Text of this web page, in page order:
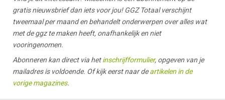
gratis nieuwsbrief dan iets voor jou! GGZ Totaal verschijnt
tweemaal per maand en behandelt onderwerpen over alles wat
met de ggz te maken heeft, onafhankelijk en niet
vooringenomen.
Abonneren kan direct via hetinschrijfformulier, opgeven van je
mailadres is voldoende. Of kijk eerst naar deartikelen in de
vorige magazines.